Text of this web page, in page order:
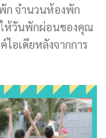
ก จำนวนห้องพัก
ให้วันพักผ่อนของคุณ
ไอเดียหลังจากการ